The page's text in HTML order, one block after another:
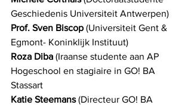
Geschiedenis Universiteit Antwerpen)
Prof. Sven Biscop (Universiteit Gent &
Egmont- Koninklijk Instituut)
Roza Diba (Iraanse studente aan AP
Hogeschool en stagiaire in GO! BA
Stassart
Katie Steemans (Directeur GO! BA